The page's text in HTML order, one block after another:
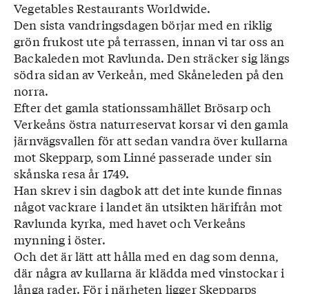
Vegetables Restaurants Worldwide.
Den sista vandringsdagen börjar med en riklig
grön frukost ute på terrassen, innan vi tar oss an
Backaleden mot Ravlunda. Den sträcker sig längs
södra sidan av Verkeån, med Skåneleden på den
norra.
Efter det gamla stationssamhället Brösarp och
Verkeåns östra naturreservat korsar vi den gamla
järnvägsvallen för att sedan vandra över kullarna
mot Skepparp, som Linné passerade under sin
skånska resa år 1749.
Han skrev i sin dagbok att det inte kunde finnas
något vackrare i landet än utsikten härifrån mot
Ravlunda kyrka, med havet och Verkeåns
mynning i öster.
Och det är lätt att hålla med en dag som denna,
där några av kullarna är klädda med vinstockar i
långa rader. För i närheten ligger Skepparps